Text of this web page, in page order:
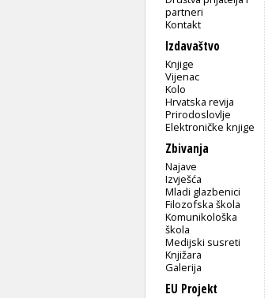
partneri
Kontakt
Izdavaštvo
Knjige
Vijenac
Kolo
Hrvatska revija
Prirodoslovlje
Elektroničke knjige
Zbivanja
Najave
Izvješća
Mladi glazbenici
Filozofska škola
Komunikološka
škola
Medijski susreti
Knjižara
Galerija
EU Projekt